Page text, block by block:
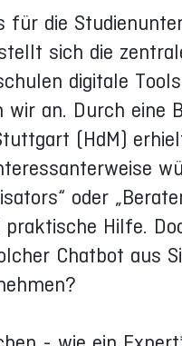
für die
sich die
digitale
wir an. Durch eine
(HdM)
oder
Hilfe.
Chatbot aus